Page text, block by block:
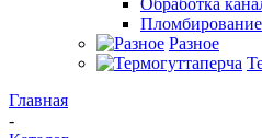
Обработка
Разное
Главная
-